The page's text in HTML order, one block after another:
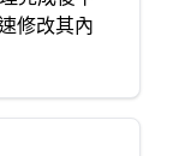
修改其內